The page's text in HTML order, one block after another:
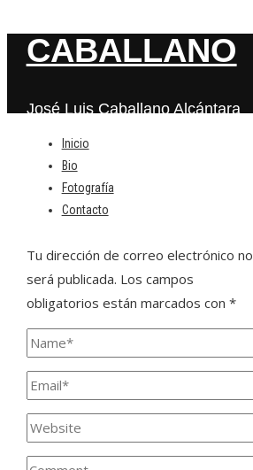
CABALLANO
José Luis Caballano Alcántara
Inicio
Bio
Fotografía
Contacto
Deja una respuesta
Tu dirección de correo electrónico no
será publicada. Los campos
obligatorios están marcados con *